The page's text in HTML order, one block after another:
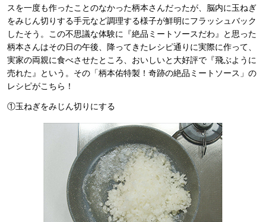
スを一度も作ったことのなかった柄本さんだったが、脳内に玉ねぎ
をみじん切りする手元など調理する様子が鮮明にフラッシュバック
したそう。この不思議な体験に『絶品ミートソースだわ』と思った
柄本さんはその日の午後、降ってきたレシピ通りに実際に作って、
実家の両親に食べさせたところ、おいしいと大好評で『飛ぶように
売れた』という。その「柄本佑特製！奇跡の絶品ミートソース」の
レシピがこちら！
①玉ねぎをみじん切りにする